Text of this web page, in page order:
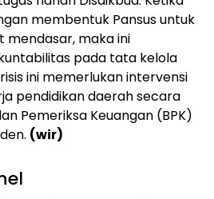
membentuk Pansus untuk
mendasar, maka ini
pada tata kelola
ini memerlukan intervensi
pendidikan daerah secara
Pemeriksa Keuangan (BPK)
(wir)